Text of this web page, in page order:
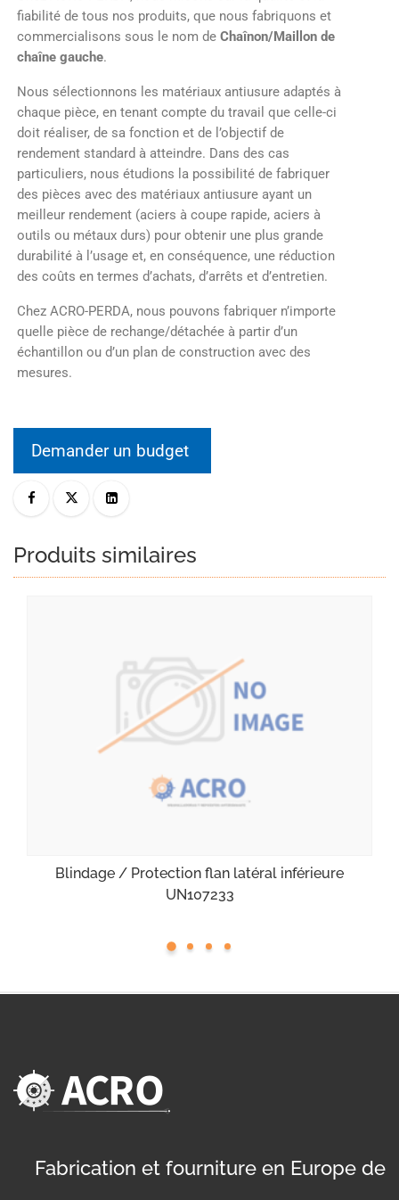
fiabilité de tous nos produits, que nous fabriquons et
commercialisons sous le nom de Chaînon/Maillon de
chaîne gauche.
Nous sélectionnons les matériaux antiusure adaptés à
chaque pièce, en tenant compte du travail que celle-ci
doit réaliser, de sa fonction et de l’objectif de
rendement standard à atteindre. Dans des cas
particuliers, nous étudions la possibilité de fabriquer
des pièces avec des matériaux antiusure ayant un
meilleur rendement (aciers à coupe rapide, aciers à
outils ou métaux durs) pour obtenir une plus grande
durabilité à l’usage et, en conséquence, une réduction
des coûts en termes d’achats, d’arrêts et d’entretien.
Chez ACRO-PERDA, nous pouvons fabriquer n’importe
quelle pièce de rechange/détachée à partir d’un
échantillon ou d’un plan de construction avec des
mesures.
Demander un budget
Produits similaires
Blindage / Protection flan latéral inférieure
UN107233
Fabrication et fourniture en Europe de